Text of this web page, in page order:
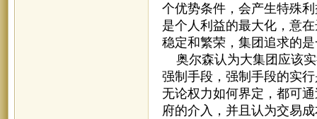
个优势条件，会产生特殊
是个人利益的最大化，意
稳定和繁荣，集团追求的
奥尔森认为大集团应该实
强制手段，强制手段的实
无论权力如何界定，都可
府的介入，并且认为交易